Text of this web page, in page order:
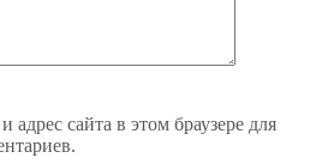
сайта в этом браузере для